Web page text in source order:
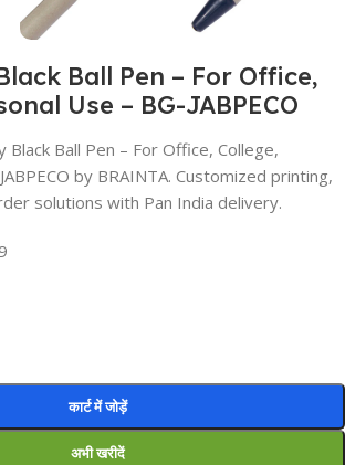
Ball Pen – For Office,
Use – BG-JABPECO
Black Ball Pen – For Office, College,
by BRAINTA. Customized printing,
solutions with Pan India delivery.
कार्ट में जोड़ें
अभी खरीदें